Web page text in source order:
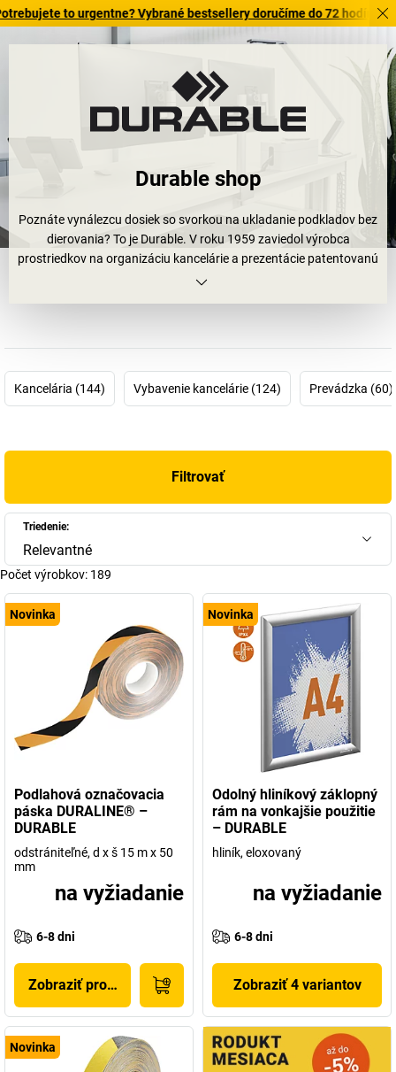
to urgentne? Vybrané bestsellery doručíme do 72 hodín. Objavte
Durable shop
Poznáte vynálezcu dosiek so svorkou na ukladanie podkladov bez
dierovania? To je Durable. V roku 1959 zaviedol výrobca
prostriedkov na organizáciu kancelárie a prezentácie patentovanú
dosku s klipom DURACLIP®; meno tohto vynikajúceho úspešného
prezentovania. Produkty, ktoré vďaka svojej kvalite, funkčnosti,
trvanlivosti a svojmu dizajnu splnia túžbu po individuálnej kvalite
stojany na stôla
pre vás kvalitný výber.
Kancelária (144) Vybavenie kancelárie (124) Prevádzka (60)
Filtrovať
Triedenie:
Relevantné
Počet výrobkov: 189
Novinka
Podlahová označovacia
páska DURALINE® –
DURABLE
odstrániteľné, d x š 15 m x 50
mm
na vyžiadanie
6-8 dni
Zobraziť produkt
Novinka
Odolný hliníkový záklopný
rám na vonkajšie použitie
– DURABLE
hliník, eloxovaný
na vyžiadanie
6-8 dni
Zobraziť 4 variantov
Novinka